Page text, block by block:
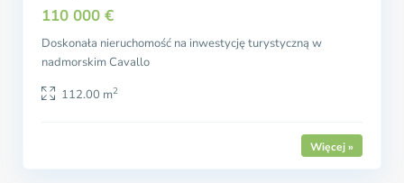
110 000 €
Doskonała nieruchomość na inwestycję turystyczną w
nadmorskim Cavallo
112.00 m2